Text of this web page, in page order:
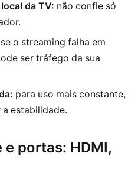
da TV: não confie só
se o streaming falha em
ser tráfego da sua
para uso mais constante,
estabilidade.
portas: HDMI,